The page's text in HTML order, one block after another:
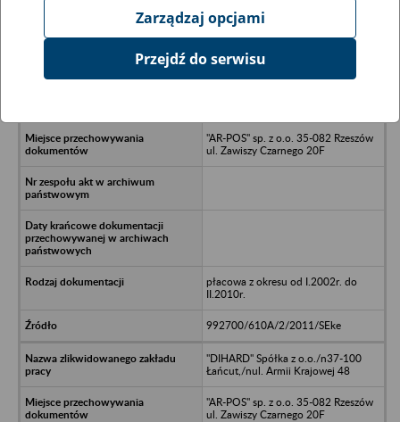
Ukryj wszystkie pozycje bazy
"MERKURY" W. Gmyrek/spółka
"AR-POS" sp. z o.o. 35-082 Rzeszów
ul. Zawiszy Czarnego 20F
płacowa z okresu od I.2002r. do
II.2010r.
992700/610A/2/2011/SEke
"DIHARD" Spółka z o.o./n37-100
Łańcut,/nul. Armii Krajowej 48
"AR-POS" sp. z o.o. 35-082 Rzeszów
ul. Zawiszy Czarnego 20F
Zarządzaj opcjami
Przejdź do serwisu